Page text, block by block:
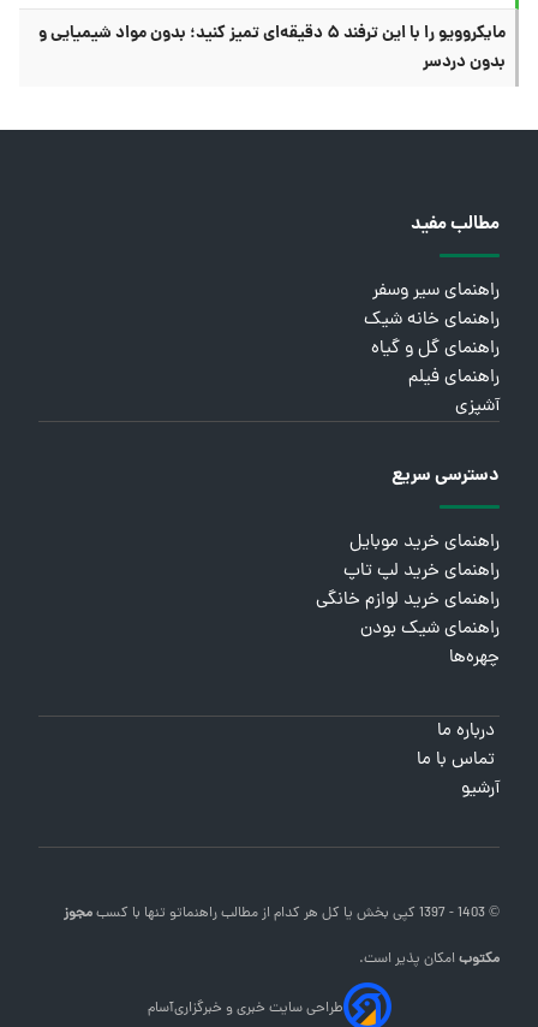
مایکروویو را با این ترفند ۵ دقیقه‌ای تمیز کنید؛ بدون مواد شیمیایی و
بدون دردسر
مطالب مفید
راهنمای سیر وسفر
راهنمای خانه شیک
راهنمای گل و گیاه
راهنمای فیلم
آشپزی
دسترسی سریع
راهنمای خرید موبایل
راهنمای خرید لپ تاپ
راهنمای خرید لوازم خانگی
راهنمای شیک بودن
چهره‌ها
درباره ما
تماس با ما
آرشیو
© 1403 - 1397 کپی بخش یا کل هر کدام از مطالب راهنماتو تنها با کسبمجوز
مکتوبامکان پذیر است.
طراحی سایت خبری و خبرگزاریآسام